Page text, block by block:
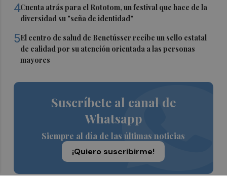
4Cuenta atrás para el Rototom, un festival que hace de la
diversidad su "seña de identidad"
5El centro de salud de Benetússer recibe un sello estatal
de calidad por su atención orientada a las personas
mayores
Suscríbete al canal de
Whatsapp
Siempre al día de las últimas noticias
¡Quiero suscribirme!